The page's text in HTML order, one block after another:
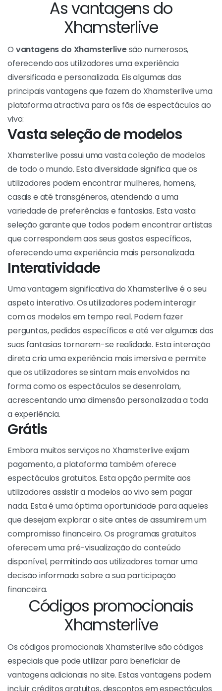
uma experiência única aos fãs de conteúdos para
adultos. Com milhares de artistas online em qualquer
altura, pode encontrar uma variedade de
espectáculos ao vivo e interagir com os artistas em
tempo real. Isto cria uma experiência mais
envolvente e excitante do que os vídeos pré-
gravados.
As vantagens do Xhamsterlive
Ovantagens do Xhamsterlive
são numerosos,
oferecendo aos utilizadores uma experiência
diversificada e personalizada. Eis algumas das
principais vantagens que fazem do Xhamsterlive uma
plataforma atractiva para os fãs de espectáculos ao
vivo:
Vasta seleção de modelos
de todo o mundo. Esta diversidade significa que os
utilizadores podem encontrar mulheres, homens,
casais e até transgéneros, atendendo a uma
variedade de preferências e fantasias. Esta vasta
seleção garante que todos podem encontrar artistas
que correspondem aos seus gostos específicos,
oferecendo uma experiência mais personalizada.
Interatividade
Uma vantagem significativa do Xhamsterlive é o seu
aspeto interativo. Os utilizadores podem interagir
perguntas, pedidos específicos e até ver algumas das
suas fantasias tornarem-se realidade. Esta interação
direta cria uma experiência mais imersiva e permite
que os utilizadores se sintam mais envolvidos na
forma como os espectáculos se desenrolam,
acrescentando uma dimensão personalizada a toda
a experiência.
Grátis
Embora muitos serviços no Xhamsterlive exijam
pagamento, a plataforma também oferece
espectáculos gratuitos. Esta opção permite aos
utilizadores assistir a modelos ao vivo sem pagar
nada. Esta é uma óptima oportunidade para aqueles
que desejam explorar o site antes de assumirem um
compromisso financeiro. Os programas gratuitos
oferecem uma pré-visualização do conteúdo
disponível, permitindo aos utilizadores tomar uma